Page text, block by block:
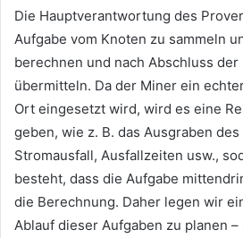
Die Hauptverantwortung des
Aufgabe vom Knoten zu sammeln
berechnen und nach Abschluss
übermitteln. Da der Miner ein
Ort eingesetzt wird, wird es eine
geben, wie z. B. das Ausgraben
Stromausfall, Ausfallzeiten usw.,
besteht, dass die Aufgabe
die Berechnung. Daher legen wir
Ablauf dieser Aufgaben zu planen